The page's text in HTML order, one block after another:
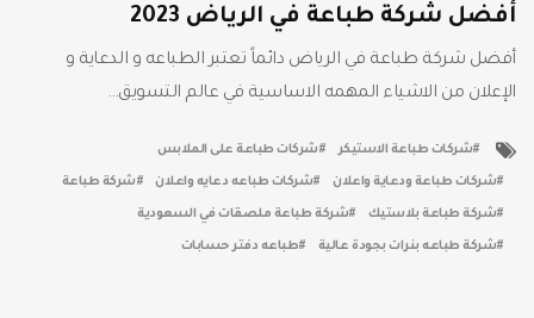
أفضل شركة طباعة في الرياض 2023
أفضل شركة طباعة في الرياض دائماً تعتبر الطباعه و الدعاية و
الإعلان من الاشياء المهمه الاساسية في عالم التسويق…
شركات طباعة الاستيكر شركات طباعة على الملابس
شركات طباعة ودعاية واعلان شركات طباعه دعايه واعلان شركة طباعة
شركة طباعة بلاستيك شركة طباعة ملصقات في السعودية
شركة طباعه بنرات بجودة عالية طباعه دفتر حسابات